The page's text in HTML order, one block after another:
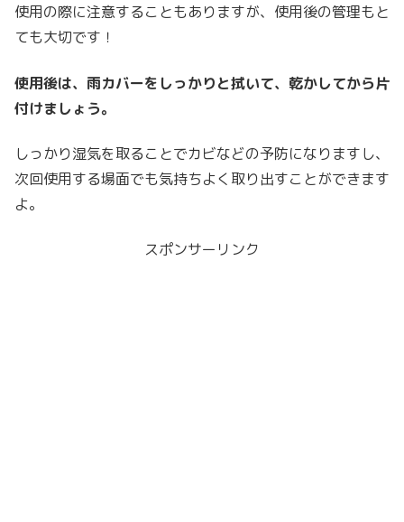
使用の際に注意することもありますが、使用後の管理もと
ても大切です！
使用後は、雨カバーをしっかりと拭いて、乾かしてから片
付けましょう。
しっかり湿気を取ることでカビなどの予防になりますし、
次回使用する場面でも気持ちよく取り出すことができます
よ。
スポンサーリンク